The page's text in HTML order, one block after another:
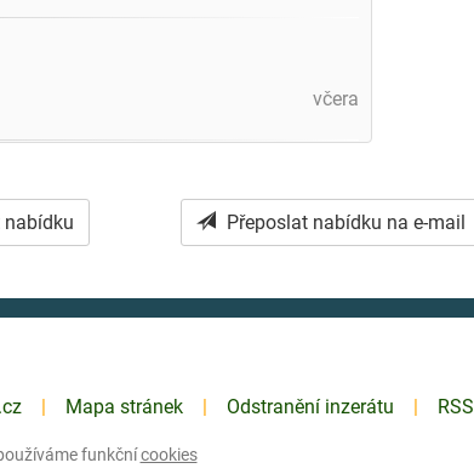
včera
Přeposlat nabídku na e-mail
Mapa stránek Odstranění inzerátu RSS
funkčnícookies